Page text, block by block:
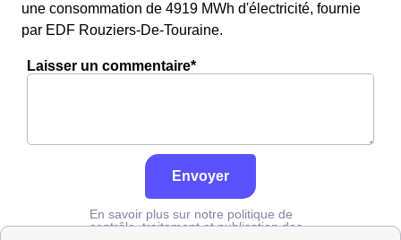
une consommation de 4919 MWh d'électricité, fournie
par EDF Rouziers-De-Touraine.
Laisser un commentaire*
Envoyer
En savoir plus sur notre politique de
contrôle, traitement et publication des